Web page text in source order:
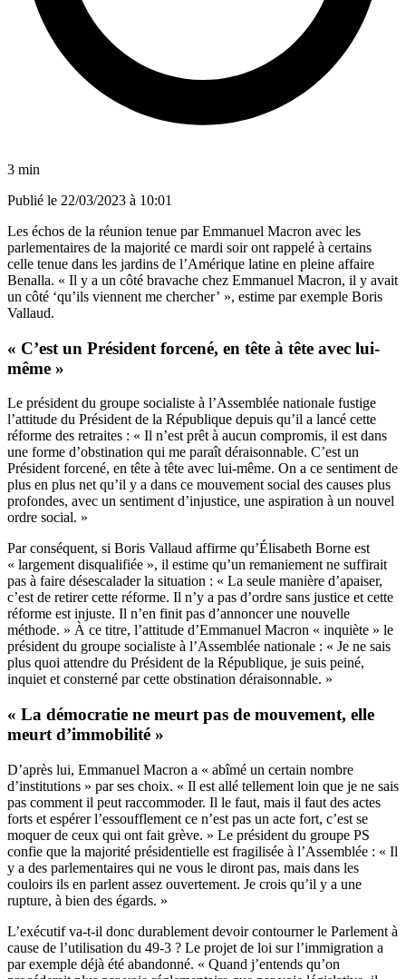
3 min
Publié le 22/03/2023 à 10:01
Les échos de la réunion tenue par Emmanuel Macron avec les
parlementaires de la majorité ce mardi soir ont rappelé à certains
celle tenue dans les jardins de l’Amérique latine en pleine affaire
Benalla. « Il y a un côté bravache chez Emmanuel Macron, il y avait
un côté ‘qu’ils viennent me chercher’ », estime par exemple Boris
Vallaud.
« C’est un Président forcené, en tête à tête avec lui-
même »
Le président du groupe socialiste à l’Assemblée nationale fustige
l’attitude du Président de la République depuis qu’il a lancé cette
réforme des retraites : « Il n’est prêt à aucun compromis, il est dans
une forme d’obstination qui me paraît déraisonnable. C’est un
Président forcené, en tête à tête avec lui-même. On a ce sentiment de
plus en plus net qu’il y a dans ce mouvement social des causes plus
profondes, avec un sentiment d’injustice, une aspiration à un nouvel
ordre social. »
Par conséquent, si Boris Vallaud affirme qu’Élisabeth Borne est
« largement disqualifiée », il estime qu’un remaniement ne suffirait
pas à faire désescalader la situation : « La seule manière d’apaiser,
c’est de retirer cette réforme. Il n’y a pas d’ordre sans justice et cette
réforme est injuste. Il n’en finit pas d’annoncer une nouvelle
méthode. » À ce titre, l’attitude d’Emmanuel Macron « inquiète » le
président du groupe socialiste à l’Assemblée nationale : « Je ne sais
plus quoi attendre du Président de la République, je suis peiné,
inquiet et consterné par cette obstination déraisonnable. »
« La démocratie ne meurt pas de mouvement, elle
meurt d’immobilité »
D’après lui, Emmanuel Macron a « abîmé un certain nombre
d’institutions » par ses choix. « Il est allé tellement loin que je ne sais
pas comment il peut raccommoder. Il le faut, mais il faut des actes
forts et espérer l’essoufflement ce n’est pas un acte fort, c’est se
moquer de ceux qui ont fait grève. » Le président du groupe PS
confie que la majorité présidentielle est fragilisée à l’Assemblée : « Il
y a des parlementaires qui ne vous le diront pas, mais dans les
couloirs ils en parlent assez ouvertement. Je crois qu’il y a une
rupture, à bien des égards. »
L’exécutif va-t-il donc durablement devoir contourner le Parlement à
cause de l’utilisation du 49-3 ? Le projet de loi sur l’immigration a
par exemple déjà été abandonné. « Quand j’entends qu’on